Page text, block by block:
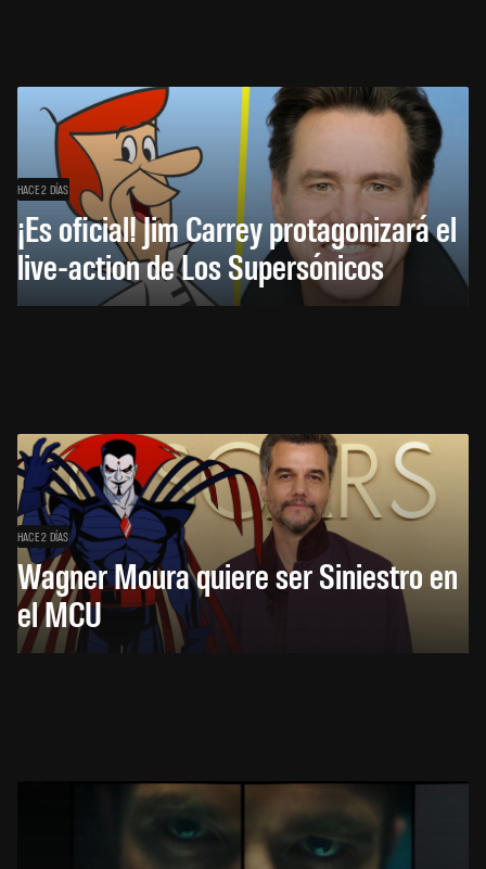
HACE 2 DÍAS
¡Es oficial! Jim Carrey protagonizará el
live-action de Los Supersónicos
HACE 2 DÍAS
Wagner Moura quiere ser Siniestro en
el MCU